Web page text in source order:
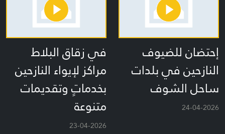
إحتضان للضيوف
النازحين في بلدات
ساحل الشوف
24-04-2026
في زقاق البلاط
مراكز لإيواء النازحين
بخدماتٍ وتقديمات
متنوعة
23-04-2026